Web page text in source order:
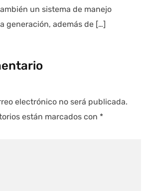
un sistema de manejo
generación, además de […]
electrónico no será publicada.
están marcados con *